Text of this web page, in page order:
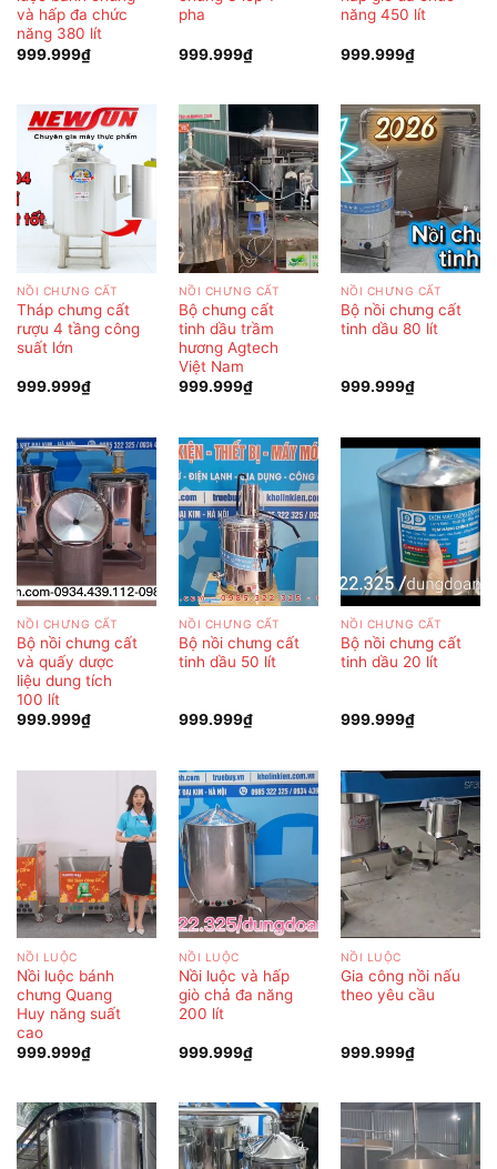
và hấp đa chức
năng 380 lít
999.999₫
pha
999.999₫
năng 450 lít
999.999₫
NỒI CHƯNG CẤT
Tháp chưng cất
rượu 4 tầng công
suất lớn
999.999₫
NỒI CHƯNG CẤT
Bộ chưng cất
tinh dầu trầm
hương Agtech
Việt Nam
999.999₫
NỒI CHƯNG CẤT
Bộ nồi chưng cất
tinh dầu 80 lít
999.999₫
NỒI CHƯNG CẤT
Bộ nồi chưng cất
và quấy dược
liệu dung tích
100 lít
999.999₫
NỒI CHƯNG CẤT
Bộ nồi chưng cất
tinh dầu 50 lít
999.999₫
NỒI CHƯNG CẤT
Bộ nồi chưng cất
tinh dầu 20 lít
999.999₫
NỒI LUỘC
Nồi luộc bánh
chưng Quang
Huy năng suất
cao
999.999₫
NỒI LUỘC
Nồi luộc và hấp
giò chả đa năng
200 lít
999.999₫
NỒI LUỘC
Gia công nồi nấu
theo yêu cầu
999.999₫